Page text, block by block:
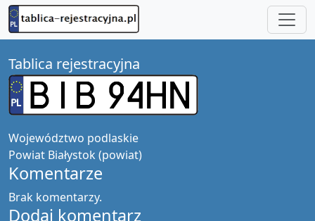
Tablica rejestracyjna
Województwo podlaskie
Powiat Białystok (powiat)
Komentarze
Brak komentarzy.
Dodaj komentarz